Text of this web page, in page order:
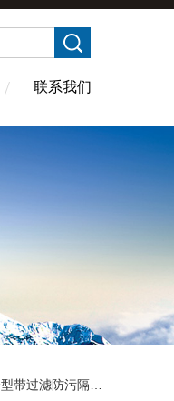
联系我们
过滤防污隔断阀